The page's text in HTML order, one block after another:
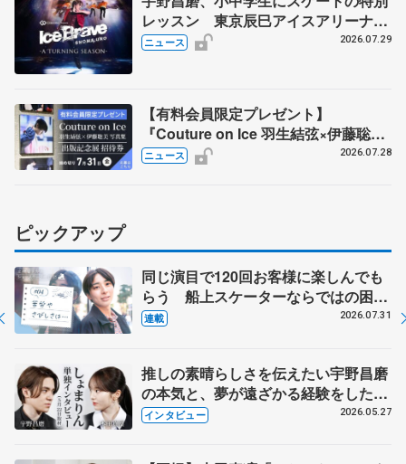
レッスン 東京辰巳アイスアリーナ
で、「Ice Brave -A TURNING
ニュース 2026.07.29
【有料会員限定プレゼント】
『Couture on Ice 羽生結弦×伊藤聡美
写真集』 出版記念展の招待券を5名様
ニュース 2026.07.28
ピックアップ
同じ演目で120回お客様に楽しんでも
らう 船上スケーターならではの困難
とは 影響あったPIW前キャプテン松
連載 2026.07.31
推しの素晴らしさを伝えたい宇野昌磨
の本気と、夢が遠ざかる経験をした本
田真凜の覚悟
インタビュー 2026.05.27